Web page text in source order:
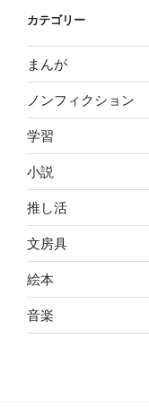
カテゴリー
まんが
ノンフィクション
学習
小説
推し活
文房具
絵本
音楽